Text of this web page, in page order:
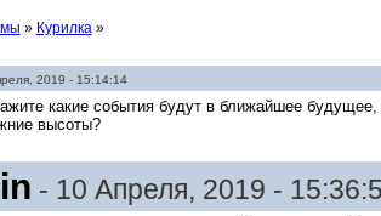
» Курилка»
2019 - 15:14:14
какие события будут в ближайшее
высоты?
- 10 Апреля, 2019 -